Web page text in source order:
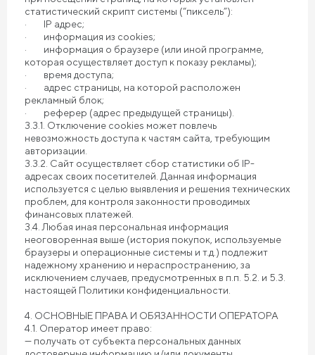
статистический скрипт системы (“пиксель”):
· IP адрес;
· информация из cookies;
· информация о браузере (или иной программе,
которая осуществляет доступ к показу рекламы);
· время доступа;
· адрес страницы, на которой расположен
рекламный блок;
· реферер (адрес предыдущей страницы).
3.3.1. Отключение cookies может повлечь
невозможность доступа к частям сайта, требующим
авторизации.
3.3.2. Сайт осуществляет сбор статистики об IP-
адресах своих посетителей. Данная информация
используется с целью выявления и решения технических
проблем, для контроля законности проводимых
финансовых платежей.
3.4. Любая иная персональная информация
неоговоренная выше (история покупок, используемые
браузеры и операционные системы и т.д.) подлежит
надежному хранению и нераспространению, за
исключением случаев, предусмотренных в п.п. 5.2. и 5.3.
настоящей Политики конфиденциальности.
4. ОСНОВНЫЕ ПРАВА И ОБЯЗАННОСТИ ОПЕРАТОРА
4.1. Оператор имеет право:
— получать от субъекта персональных данных